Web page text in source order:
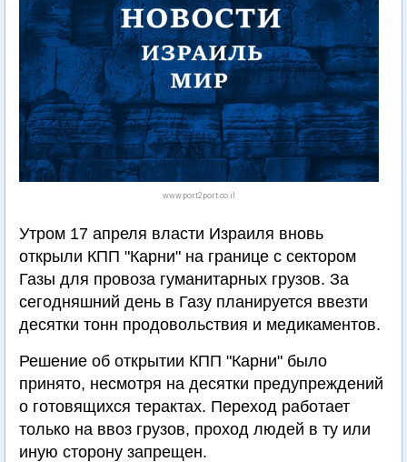
www.port2port.co.il
Утром 17 апреля власти Израиля вновь
открыли КПП "Карни" на границе с сектором
Газы для провоза гуманитарных грузов. За
сегодняшний день в Газу планируется ввезти
десятки тонн продовольствия и медикаментов.
Решение об открытии КПП "Карни" было
принято, несмотря на десятки предупреждений
о готовящихся терактах. Переход работает
только на ввоз грузов, проход людей в ту или
иную сторону запрещен.